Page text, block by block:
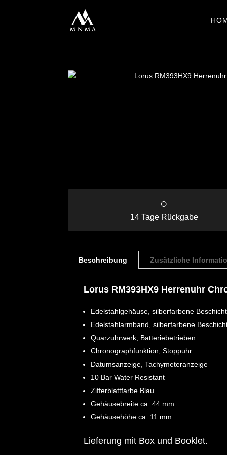
○
14 Tage Rückgabe
Beschreibung Zusätzliche
Lorus RM393HX9 Herrenuhr
Edelstahlgehäuse, silberfarbene
Edelstahlarmband, silberfarbene
Quarzuhrwerk, Batteriebetrieben
Chronographfunktion, Stoppuhr
Datumsanzeige, Tachymeteranzeige
10 Bar Water Resistant
Zifferblattfarbe Blau
Gehäusebreite ca. 44 mm
Gehäusehöhe ca. 11 mm
Lieferung mit Box und Booklet.